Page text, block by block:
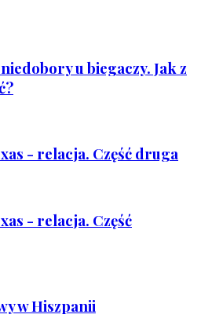
u biegaczy. Jak z
- relacja. Część druga
- relacja. Część
w Hiszpanii